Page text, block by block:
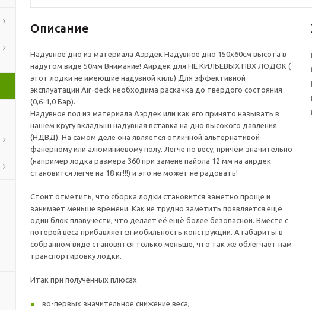
Описание
Надувное дно из материала Аэрдек Надувное дно 150х60см высота в
надутом виде 50мм Внимание! Аирдек для НЕ КИЛЬЕВЫХ ПВХ ЛОДОК (
этот лодки не имеющие надувной киль) Для эффективной
эксплуатации Air-deck необходима раскачка до твердого состояния
(0,6-1,0 Бар).
Надувное пол из материала Аэрдек или как его принято называть в
нашем кругу вкладыш надувная вставка на дно высокого давления
(НДВД). На самом деле она является отличной альтернативой
фанерному или алюминиевому полу. Легче по весу, причём значительно
(например лодка размера 360 при замене пайола 12 мм на аирдек
становится легче на 18 кг!!!) и это не может не радовать!
Стоит отметить, что сборка лодки становится заметно проще и
занимает меньше времени. Как не трудно заметить появляется ещё
один блок плавучести, что делает её ещё более безопасной. Вместе с
потерей веса прибавляется мобильность конструкции. А габариты в
собранном виде становятся только меньше, что так же облегчает нам
транспортировку лодки.
Итак при полученных плюсах
во-первых значительное снижение веса,